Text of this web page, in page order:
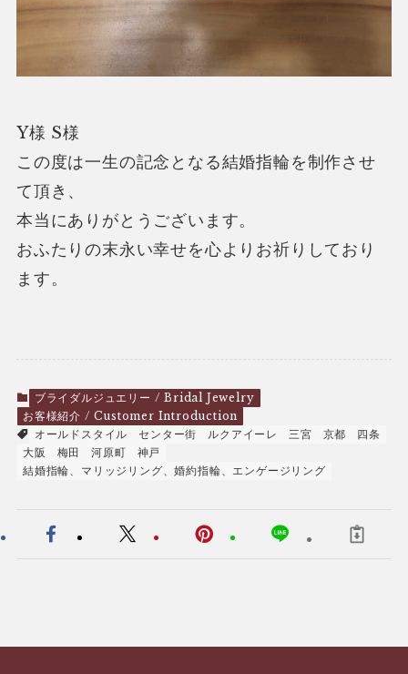
Y様 S様
この度は一生の記念となる結婚指輪を制作させ
て頂き、
本当にありがとうございます。
おふたりの末永い幸せを心よりお祈りしており
ます。
ブライダルジュエリー / Bridal Jewelry
お客様紹介 / Customer Introduction
オールドスタイル
センター街 ルクアイーレ 三宮 京都
四条
大阪
梅田 河原町
神戸
結婚指輪、マリッジリング、婚約指輪、エンゲージリング